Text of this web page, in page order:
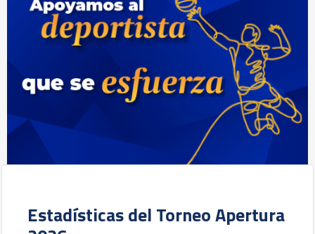
Estadísticas del Torneo Apertura